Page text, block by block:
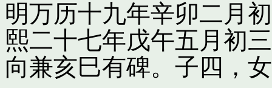
明万历十九年辛卯二月
熙二十七年戊午五月初
向兼亥巳有碑。子四，